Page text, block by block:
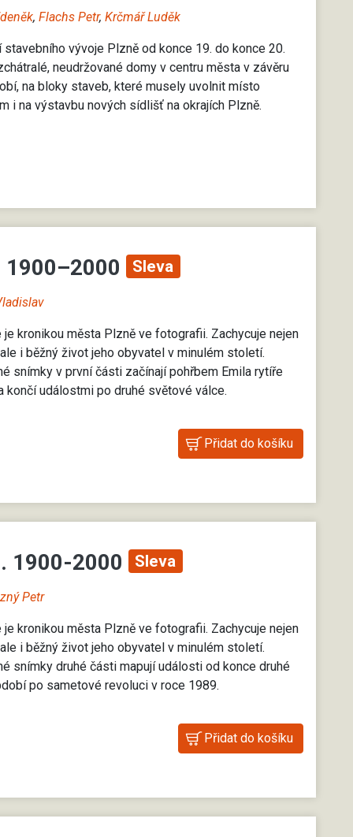
,Flachs Petr,Krčmář Luděk
vývoje Plzně od konce 19. do konce 20.
neudržované domy v centru města v závěru
na bloky staveb, které musely uvolnit místo
i na výstavbu nových sídlišť na okrajích Plzně.
1900–2000 Sleva
je kronikou města Plzně ve fotografii. Zachycuje nejen
i běžný život jeho obyvatel v minulém století.
snímky v první části začínají pohřbem Emila rytíře
končí událostmi po druhé světové válce.
1900-2000 Sleva
Petr
je kronikou města Plzně ve fotografii. Zachycuje nejen
i běžný život jeho obyvatel v minulém století.
snímky druhé části mapují události od konce druhé
po sametové revoluci v roce 1989.